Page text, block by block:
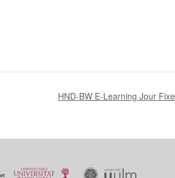
HND-BW E-Learning Jour Fixe